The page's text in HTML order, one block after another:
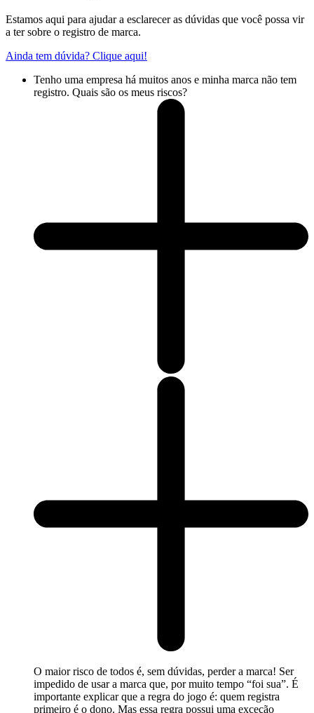
Estamos aqui para ajudar a esclarecer as dúvidas que você possa vir
a ter sobre o registro de marca.
Ainda tem dúvida? Clique aqui!
Tenho uma empresa há muitos anos e minha marca não tem
registro. Quais são os meus riscos?
O maior risco de todos é, sem dúvidas, perder a marca! Ser
impedido de usar a marca que, por muito tempo “foi sua”. É
importante explicar que a regra do jogo é: quem registra
primeiro é o dono. Mas essa regra possui uma exceção